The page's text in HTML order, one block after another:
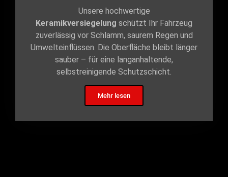
Unsere hochwertige
Keramikversiegelung schützt Ihr Fahrzeug
zuverlässig vor Schlamm, saurem Regen und
Umwelteinflüssen. Die Oberfläche bleibt länger
sauber – für eine langanhaltende,
selbstreinigende Schutzschicht.
Mehr lesen